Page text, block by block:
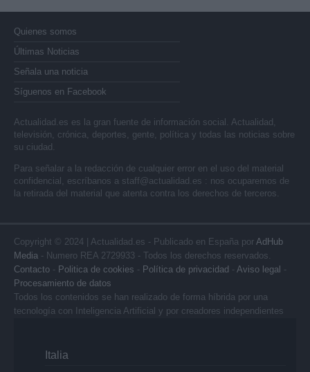
Quienes somos
Últimas Noticias
Señala una noticia
Síguenos en Facebook
Actualidad.es es la gran fuente de información social. Actualidad,
televisión, crónica, deportes, gente, política y todas las noticias sobre
su ciudad.
Para señalar a la redacción de cualquier error en el uso del material
confidencial, escríbanos a staff@actualidad.es : nos ocuparemos de
la retirada del material que atenta contra los derechos de terceros.
Copyright © 2024 | Actualidad.es - Publicado en España por AdHub
Media - Numero REA 2729933 - Todos los derechos reservados.
Contacto - Politica de cookies - Política de privacidad - Aviso legal -
Procesamiento de datos
Todos los contenidos se han realizado de forma híbrida por una
tecnología con Inteligencia Artificial y por creadores independientes
Italia